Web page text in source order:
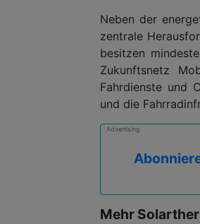
Neben der
zentrale
besitzen
Zukunftsnetz
Fahrdienste und
und die
Advertising
Mehr